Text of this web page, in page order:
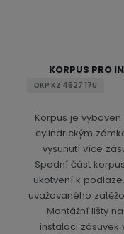
KORPUS PRO
DKP KZ 4527 17U
Korpus je
cylindrickým
vysunutí více
Spodní část
ukotvení k
uvažovaného
Montážní lišty
instalaci zásuvek